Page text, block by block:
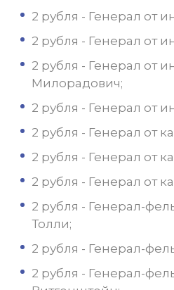
2 рубля - Генерал от
2 рубля - Генерал от
2 рубля - Генерал от
Милорадович;
2 рубля - Генерал от
2 рубля - Генерал от
2 рубля - Генерал от
2 рубля - Генерал от
2 рубля - Генерал-
Толли;
2 рубля - Генерал-
2 рубля - Генерал-